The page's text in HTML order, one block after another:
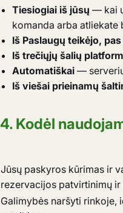
Tiesiogiai iš jūsų — kai
komanda arba atliekate
Iš Paslaugų teikėjo,
Iš trečiųjų šalių
Automatiškai —
Iš viešai prieinamų
4. Kodėl
Jūsų paskyros kūrimas ir
rezervacijos patvirtinimų
Galimybės naršyti rinkoje,